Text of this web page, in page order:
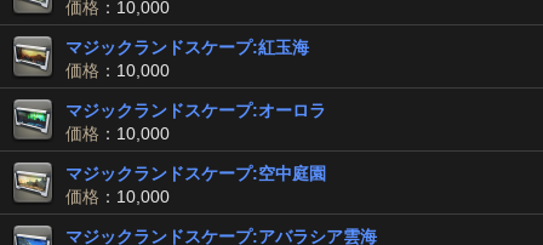
価格 ：10,000
マジックランドスケープ:紅玉海
価格 ：10,000
マジックランドスケープ:オーロラ
価格 ：10,000
マジックランドスケープ:空中庭園
価格 ：10,000
マジックランドスケープ:アバラシア雲海